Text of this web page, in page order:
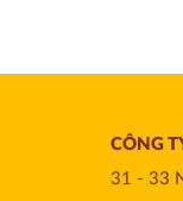
CÔNG
31 - 33